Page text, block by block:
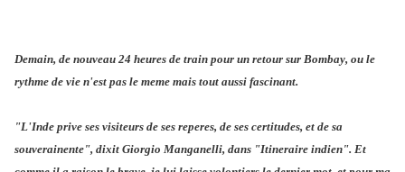
Demain, de nouveau 24 heures de train pour un retour sur Bombay, ou le
rythme de vie n'est pas le meme mais tout aussi fascinant.
"L'Inde prive ses visiteurs de ses reperes, de ses certitudes, et de sa
souverainente", dixit Giorgio Manganelli, dans "Itineraire indien". Et